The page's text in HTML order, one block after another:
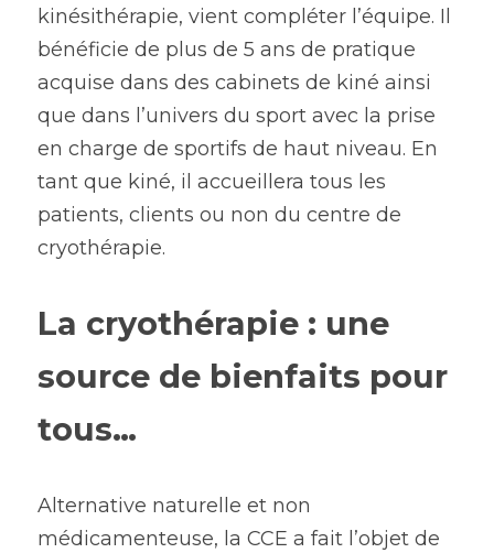
kinésithérapie, vient compléter l’équipe. Il
bénéficie de plus de 5 ans de pratique
acquise dans des cabinets de kiné ainsi
que dans l’univers du sport avec la prise
en charge de sportifs de haut niveau. En
tant que kiné, il accueillera tous les
patients, clients ou non du centre de
cryothérapie.
La cryothérapie : une
source de bienfaits pour
tous…
Alternative naturelle et non
médicamenteuse, la CCE a fait l’objet de